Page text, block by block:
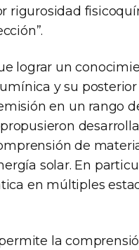
rigurosidad
lograr un
y su
en un rango
propusieron
de
solar. En
en múltiples
la